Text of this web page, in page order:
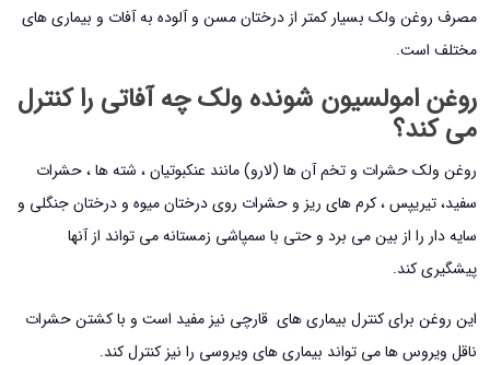
مصرف روغن ولک بسیار کمتر از درختان مسن و آلوده به آفات و بیماری های
مختلف است.
روغن امولسیون شونده ولک چه آفاتی را کنترل
می کند؟
روغن ولک حشرات و تخم آن ها (لارو) مانند عنکبوتیان ، شته ها ، حشرات
سفید، تیریپس ، کرم های ریز و حشرات روی درختان میوه و درختان جنگلی و
سایه دار را از بین می برد و حتی با سمپاشی زمستانه می تواند از آنها
پیشگیری کند.
این روغن برای کنترل بیماری های قارچی نیز مفید است و با کشتن حشرات
ناقل ویروس ها می تواند بیماری های ویروسی را نیز کنترل کند.